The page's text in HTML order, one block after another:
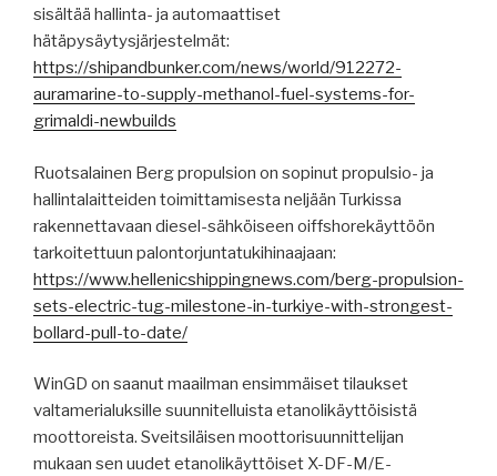
sisältää hallinta- ja automaattiset
hätäpysäytysjärjestelmät:
https://shipandbunker.com/news/world/912272-
auramarine-to-supply-methanol-fuel-systems-for-
grimaldi-newbuilds
Ruotsalainen Berg propulsion on sopinut propulsio- ja
hallintalaitteiden toimittamisesta neljään Turkissa
rakennettavaan diesel-sähköiseen oiffshorekäyttöön
tarkoitettuun palontorjuntatukihinaajaan:
https://www.hellenicshippingnews.com/berg-propulsion-
sets-electric-tug-milestone-in-turkiye-with-strongest-
bollard-pull-to-date/
WinGD on saanut maailman ensimmäiset tilaukset
valtamerialuksille suunnitelluista etanolikäyttöisistä
moottoreista. Sveitsiläisen moottorisuunnittelijan
mukaan sen uudet etanolikäyttöiset X-DF-M/E-